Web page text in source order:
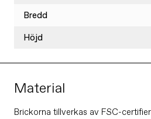
Bredd
Höjd
Material
Brickorna tillverkas av FSC-